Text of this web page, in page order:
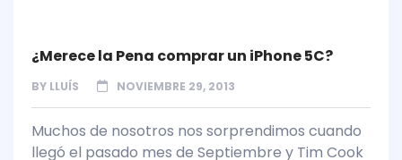
¿Merece la Pena comprar un iPhone 5C?
BY LLUÍS NOVIEMBRE 29, 2013
Muchos de nosotros nos sorprendimos cuando
llegó el pasado mes de Septiembre y Tim Cook